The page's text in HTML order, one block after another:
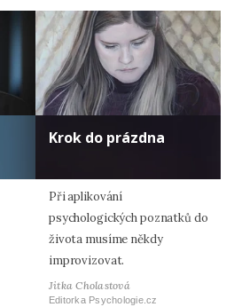
Krok do prázdna
Při aplikování
psychologických poznatků do
života musíme někdy
improvizovat.
Jitka Cholastová
Editorka Psychologie.cz